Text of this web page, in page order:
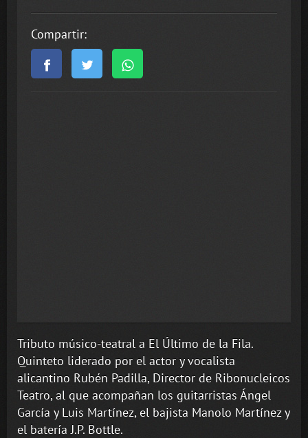
Compartir:
Tributo músico-teatral a El Último de la Fila.
Quinteto liderado por el actor y vocalista
alicantino Rubén Padilla, Director de Ribonucleicos
Teatro, al que acompañan los guitarristas Ángel
García y Luis Martínez, el bajista Manolo Martínez y
el batería J.P. Bottle.